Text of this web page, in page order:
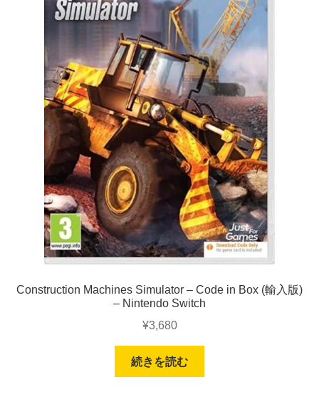
Construction Machines Simulator – Code in Box (輸入版)
– Nintendo Switch
¥3,680
続きを読む